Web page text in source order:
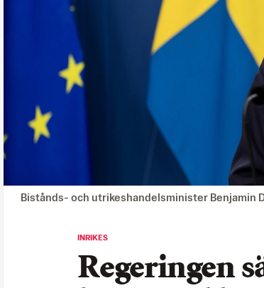
Bistånds- och utrikeshandelsminister Benjamin
INRIKES
Regeringen